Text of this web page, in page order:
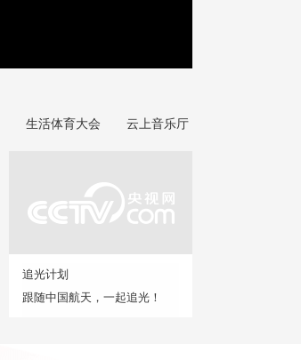
生活体育大会 云上音乐厅
追光计划
跟随中国航天，一起追光！